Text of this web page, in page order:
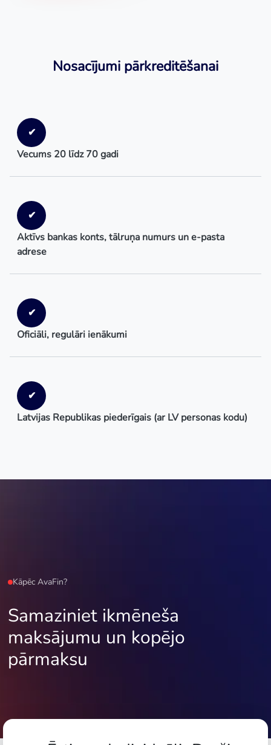
Nosacījumi pārkreditēšanai
✔
Vecums 20 līdz 70 gadi
✔
Aktīvs bankas konts, tālruņa numurs un e-pasta
adrese
✔
Oficiāli, regulāri ienākumi
✔
Latvijas Republikas piederīgais (ar LV personas kodu)
Kāpēc AvaFin?
Samaziniet ikmēneša
maksājumu un kopējo
pārmaksu